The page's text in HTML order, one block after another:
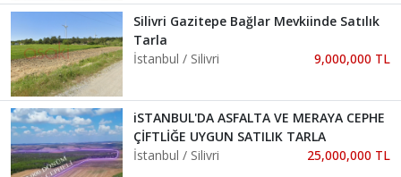
Silivri Gazitepe Bağlar Mevkiinde Satılık
Tarla
İstanbul / Silivri
9,000,000 TL
iSTANBUL'DA ASFALTA VE MERAYA CEPHE
ÇİFTLİĞE UYGUN SATILIK TARLA
İstanbul / Silivri
25,000,000 TL